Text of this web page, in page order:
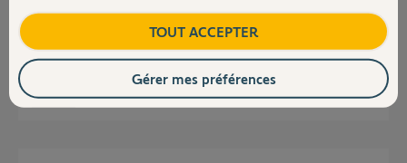
une défaillance du transformateur ou du circuit d'alimentation de la carte
après une surtension, et dans ce cas, il faudra remplacer le bloc
électronique.
il y a environ 2 mois
TOUT ACCEPTER
Gérer mes préférences